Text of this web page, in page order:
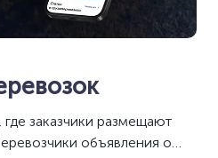
заказчики размещают
объявления о